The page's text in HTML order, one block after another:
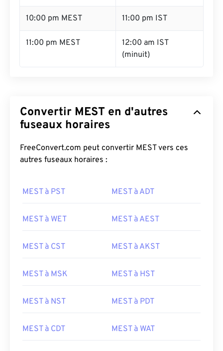
10:00 pm MEST 11:00 pm IST
11:00 pm MEST
12:00 am IST
(minuit)
Convertir MEST en d'autres
fuseaux horaires
FreeConvert.com peut convertir MEST vers ces
autres fuseaux horaires :
MEST à PST MEST à ADT
MEST à WET MEST à AEST
MEST à CST MEST à AKST
MEST à MSK MEST à HST
MEST à NST MEST à PDT
MEST à CDT MEST à WAT